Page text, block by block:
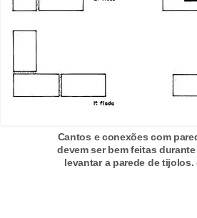
Cantos e conexões com
devem ser bem feitas
levantar a parede de tijolos.